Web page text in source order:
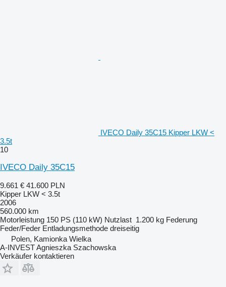
IVECO Daily 35C15 Kipper LKW <
3.5t
10
IVECO Daily 35C15
9.661 € 41.600 PLN
Kipper LKW < 3.5t
2006
560.000 km
Motorleistung 150 PS (110 kW) Nutzlast 1.200 kg Federung
Feder/Feder Entladungsmethode dreiseitig
Polen, Kamionka Wielka
A-INVEST Agnieszka Szachowska
Verkäufer kontaktieren